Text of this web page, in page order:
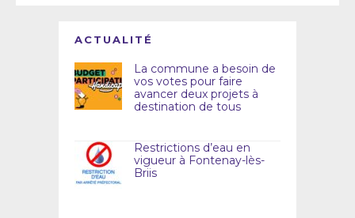
ACTUALITÉ
La commune a besoin de
vos votes pour faire
avancer deux projets à
destination de tous
Restrictions d’eau en
vigueur à Fontenay-lès-
Briis